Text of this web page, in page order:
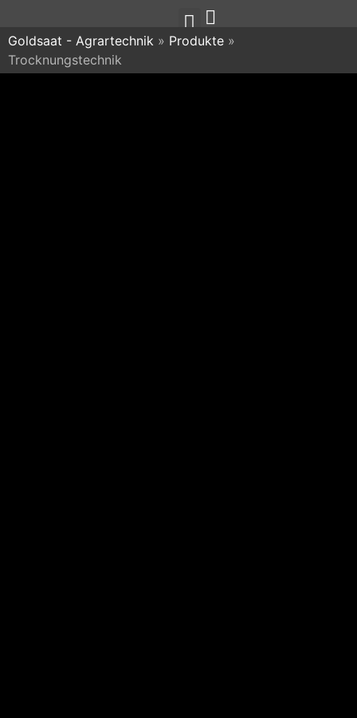
Goldsaat - Agrartechnik » Produkte »
Trocknungstechnik